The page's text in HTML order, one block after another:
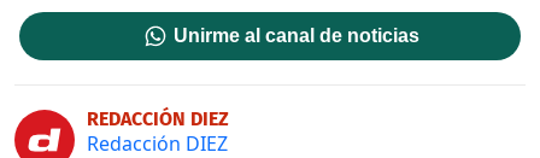
Unirme al canal de noticias
REDACCIÓN DIEZ
Redacción DIEZ